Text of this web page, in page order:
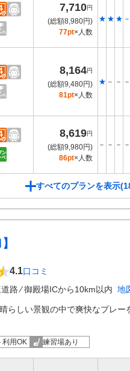
7,710円
(総額8,980円)
77pt×人数
★ ★ ★ －
8,164円
(総額9,480円)
81pt×人数
★ － － －
8,619円
(総額9,980円)
86pt×人数
－ － － －
すべてのプランを表示
4.1口コミ
路 ⁄ 御殿場ICから10km以内 地
らしい景観の中で爽快なプレ
利用OK 練習場あり